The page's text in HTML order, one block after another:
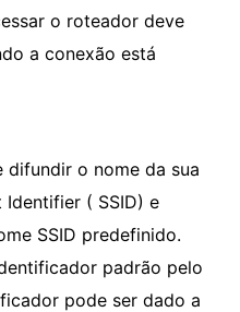
o roteador deve
a conexão está
difundir o nome da sua
( SSID) e
SSID predefinido.
padrão pelo
pode ser dado a